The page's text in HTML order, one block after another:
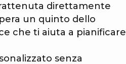
direttamente
un quinto dello
che ti aiuta a pianificare
senza